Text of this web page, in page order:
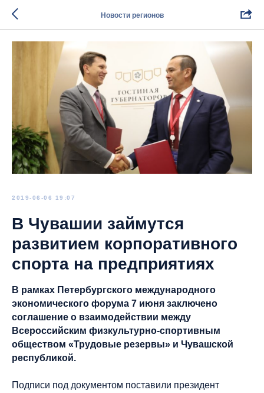
Новости регионов
2019-06-06 19:07
В Чувашии займутся
развитием корпоративного
спорта на предприятиях
В рамках Петербургского международного
экономического форума 7 июня заключено
соглашение о взаимодействии между
Всероссийским физкультурно-спортивным
обществом «Трудовые резервы» и Чувашской
республикой.
Подписи под документом поставили президент